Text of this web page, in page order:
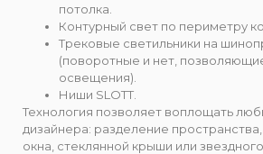
потолка.
Контурный свет по периметру
Трековые светильники на
(поворотные и нет,
освещения).
Ниши SLOTT.
Технология позволяет воплощать
дизайнера: разделение
окна, стеклянной крыши или